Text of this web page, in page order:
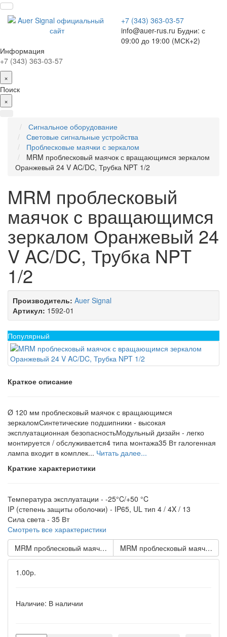
+7 (343) 363-03-57
info@auer-rus.ru Будни: с
09:00 до 19:00 (МСК+2)
Информация
+7 (343) 363-03-57
×
Поиск
×
Сигнальное оборудование
Световые сигнальные устройства
Проблесковые маячки с зеркалом
MRM проблесковый маячок с вращающимся зеркалом
Оранжевый 24 V AC/DC, Трубка NPT 1/2
MRM проблесковый
маячок с вращающимся
зеркалом Оранжевый 24
V AC/DC, Трубка NPT
1/2
Производитель: Auer Signal
Артикул: 1592-01
Популярный
Краткое описание
Ø 120 мм проблесковый маячок с вращающимся
зеркаломСинтетические подшипники - высокая
эксплуатационная безопасностьМодульный дизайн - легко
монтируется / обслуживается4 типа монтажа35 Вт галогенная
лампа входит в комплек... Читать далее...
Краткие характеристики
Температура эксплуатации - -25°C/+50 °C
IP (степень защиты оболочки) - IP65, UL тип 4 / 4X / 13
Сила света - 35 Вт
Смотреть все характеристики
MRM проблесковый маячок с вращающимся зеркалом
MRM проблесковый маячок с
1.00р.
Наличие: В наличии